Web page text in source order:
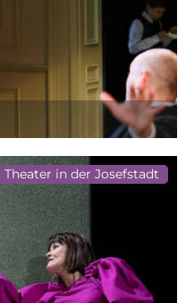
Theater in der Josefstadt